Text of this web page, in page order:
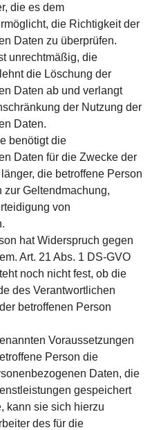
die es dem
die Richtigkeit der
Daten zu überprüfen.
unrechtmäßig, die
die Löschung der
Daten ab und verlangt
der Nutzung der
Daten.
benötigt die
Daten für die Zwecke der
die betroffene Person
zur Geltendmachung,
von
hat Widerspruch gegen
Art. 21 Abs. 1 DS-GVO
noch nicht fest, ob die
des Verantwortlichen
betroffenen Person
Voraussetzungen
Person die
Daten, die
gespeichert
kann sie sich hierzu
des für die